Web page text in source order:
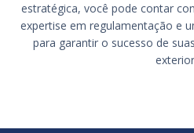
estratégica, você pode contar
expertise em regulamentação e
para garantir o sucesso de